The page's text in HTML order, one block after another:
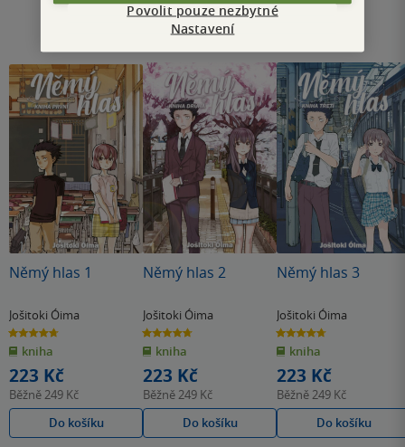
Němý hlas 1
Jošitoki Óima
4.7
z
5
hvězdiček
kniha
223 Kč
Běžně249 Kč
Do košíku
Němý hlas 2
Jošitoki Óima
4.7
z
5
hvězdiček
kniha
223 Kč
Běžně249 Kč
Do košíku
Němý hlas 3
Jošitoki Óima
4.7
z
5
hvězdiček
kniha
223 Kč
Běžně249 Kč
Do košíku
Povolit pouze nezbytné
Nastavení